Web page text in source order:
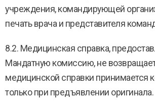
учреждения, командирующей
печать врача и представителя
8.2. Медицинская справка,
Мандатную комиссию, не
медицинской справки принимается
только при предъявлении оригинала.